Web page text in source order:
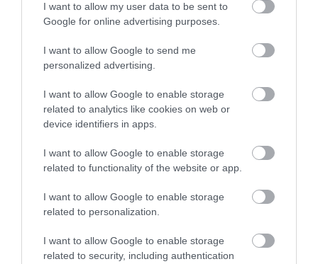
I want to allow my user data to be sent to
Google for online advertising purposes.
I want to allow Google to send me
personalized advertising.
I want to allow Google to enable storage
related to analytics like cookies on web or
device identifiers in apps.
I want to allow Google to enable storage
related to functionality of the website or app.
I want to allow Google to enable storage
related to personalization.
I want to allow Google to enable storage
related to security, including authentication